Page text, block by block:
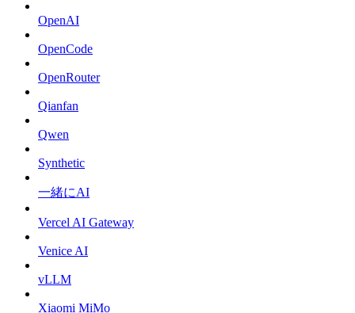
OpenAI
OpenCode
OpenRouter
Qianfan
Qwen
Synthetic
一緒にAI
Vercel AI Gateway
Venice AI
vLLM
Xiaomi MiMo